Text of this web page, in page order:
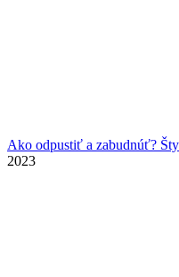
Ako odpustiť a zabudnúť?
2023